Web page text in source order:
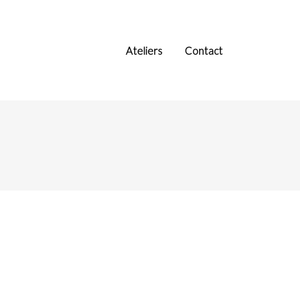
Ateliers Contact